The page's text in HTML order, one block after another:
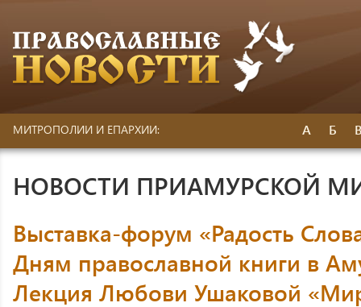
МИТРОПОЛИИ И ЕПАРХИИ: А Б
НОВОСТИ ПРИАМУРСКОЙ
Выставка-форум «Радость
Дням православной книги в
Лекция Любови Ушаковой